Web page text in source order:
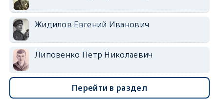
Жидилов Евгений Иванович
Липовенко Петр Николаевич
Перейти в раздел